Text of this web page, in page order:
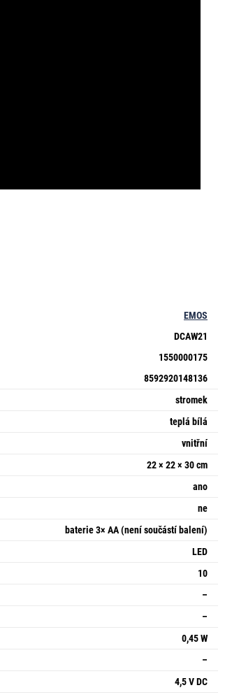
EMOS
DCAW21
1550000175
8592920148136
stromek
teplá bílá
vnitřní
22 × 22 × 30 cm
ano
ne
baterie 3× AA (není součástí balení)
LED
10
–
–
0,45 W
–
4,5 V DC